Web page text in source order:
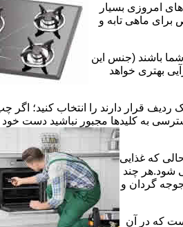
امروزی بسیار
برای ماهی تابه و
شما باشند (جنس این
بهتری خواهد
قرار دارند را انتخاب کنید؛ اگر
به کلیدها مجبور نباشید دست
که غذایی
شود.هر چند
جوجه گردان و
که در آن